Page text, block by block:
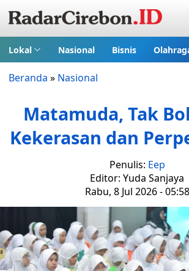
Lokal Nasional Bisnis
Beranda » Nasional
Matamuda, Tak
Kekerasan dan
Penulis: Eep
Editor: Yuda Sanjaya
Rabu, 8 Jul 2026 - 05:58